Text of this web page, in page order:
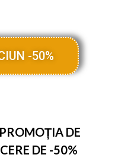
-50%
DE
DE -50%